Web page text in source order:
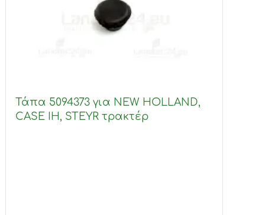
Τάπα 5094373 για NEW HOLLAND,
CASE IH, STEYR τρακτέρ